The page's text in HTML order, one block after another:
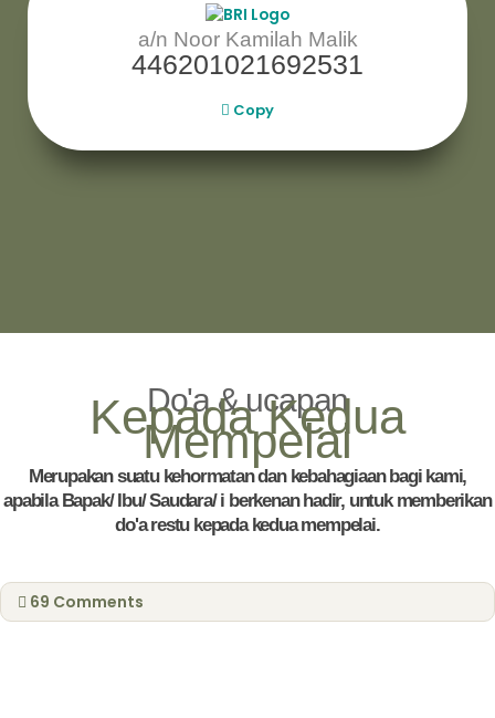
a/n Noor Kamilah Malik
446201021692531
Copy
Do'a & ucapan
Kepada Kedua
Mempelai
Merupakan suatu kehormatan dan kebahagiaan bagi kami,
apabila Bapak/ Ibu/ Saudara/ i berkenan hadir, untuk memberikan
do'a restu kepada kedua mempelai.
69 Comments